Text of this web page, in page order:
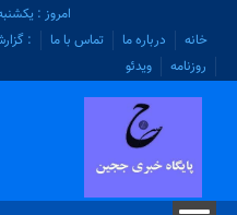
امروز : یکشنبه, ۱۸ مرداد ,
خانه
درباره ما تماس با ما :
روزنامه
ویدئو